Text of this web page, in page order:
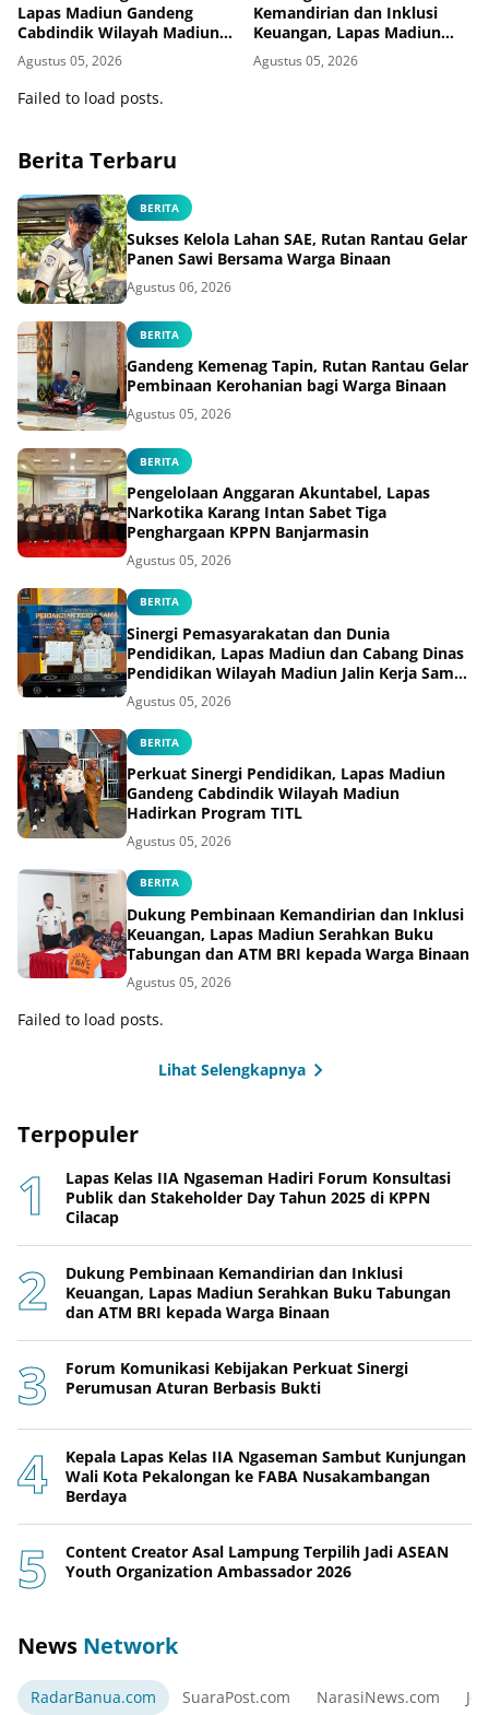
Lapas Madiun Gandeng
Cabdindik Wilayah Madiun
Hadirkan Program TITL
Agustus 05, 2026
Kemandirian dan Inklusi
Keuangan, Lapas Madiun
Serahkan Buku Tabungan
dan ATM BRI kepada Warga
Agustus 05, 2026
Failed to load posts.
Berita Terbaru
BERITA
Sukses Kelola Lahan SAE, Rutan Rantau Gelar
Panen Sawi Bersama Warga Binaan
Agustus 06, 2026
BERITA
Gandeng Kemenag Tapin, Rutan Rantau Gelar
Pembinaan Kerohanian bagi Warga Binaan
Agustus 05, 2026
BERITA
Pengelolaan Anggaran Akuntabel, Lapas
Narkotika Karang Intan Sabet Tiga
Penghargaan KPPN Banjarmasin
Agustus 05, 2026
BERITA
Sinergi Pemasyarakatan dan Dunia
Pendidikan, Lapas Madiun dan Cabang Dinas
Pendidikan Wilayah Madiun Jalin Kerja Sama
Pendidikan Vokasi Teknik Instalasi Tenaga
Listrik bagi Warga Binaan
Agustus 05, 2026
BERITA
Perkuat Sinergi Pendidikan, Lapas Madiun
Gandeng Cabdindik Wilayah Madiun
Hadirkan Program TITL
Agustus 05, 2026
BERITA
Dukung Pembinaan Kemandirian dan Inklusi
Keuangan, Lapas Madiun Serahkan Buku
Tabungan dan ATM BRI kepada Warga Binaan
Agustus 05, 2026
Failed to load posts.
Lihat Selengkapnya
Terpopuler
Lapas Kelas IIA Ngaseman Hadiri Forum Konsultasi
Publik dan Stakeholder Day Tahun 2025 di KPPN
Cilacap
Dukung Pembinaan Kemandirian dan Inklusi
Keuangan, Lapas Madiun Serahkan Buku Tabungan
dan ATM BRI kepada Warga Binaan
Forum Komunikasi Kebijakan Perkuat Sinergi
Perumusan Aturan Berbasis Bukti
Kepala Lapas Kelas IIA Ngaseman Sambut Kunjungan
Wali Kota Pekalongan ke FABA Nusakambangan
Berdaya
Content Creator Asal Lampung Terpilih Jadi ASEAN
Youth Organization Ambassador 2026
News Network
RadarBanua.com SuaraPost.com NarasiNews.com